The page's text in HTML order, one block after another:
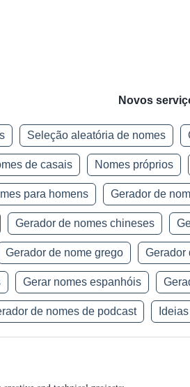
Novos
Seleção aleatória de nomes
de casais Nomes próprios
para homens Gerador de
Gerador de nomes chineses
Gerador de nome grego Gerador
Gerar nomes espanhóis
de nomes de podcast